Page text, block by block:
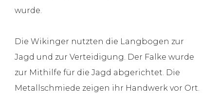
wurde.
Die Wikinger nutzten die Langbogen zur
Jagd und zur Verteidigung. Der Falke wurde
zur Mithilfe für die Jagd abgerichtet. Die
Metallschmiede zeigen ihr Handwerk vor Ort.